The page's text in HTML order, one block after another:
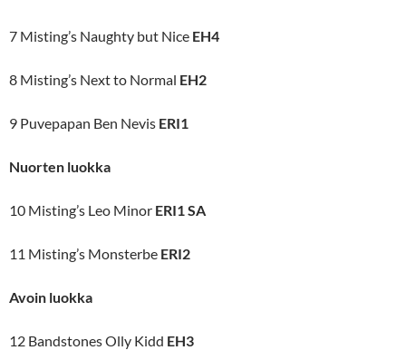
7 Misting’s Naughty but Nice EH4
8 Misting’s Next to Normal EH2
9 Puvepapan Ben Nevis ERI1
Nuorten luokka
10 Misting’s Leo Minor ERI1 SA
11 Misting’s Monsterbe ERI2
Avoin luokka
12 Bandstones Olly Kidd EH3